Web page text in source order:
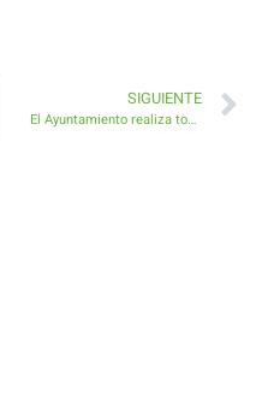
SIGUIENTE
El Ayuntamiento realiza todas las mejoras solicitadas por el Centro de Salud de Antigua